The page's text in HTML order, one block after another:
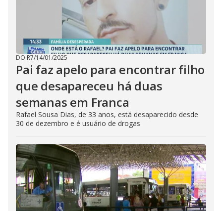
DO R7/14/01/2025
Pai faz apelo para encontrar filho
que desapareceu há duas
semanas em Franca
Rafael Sousa Dias, de 33 anos, está desaparecido desde
30 de dezembro e é usuário de drogas